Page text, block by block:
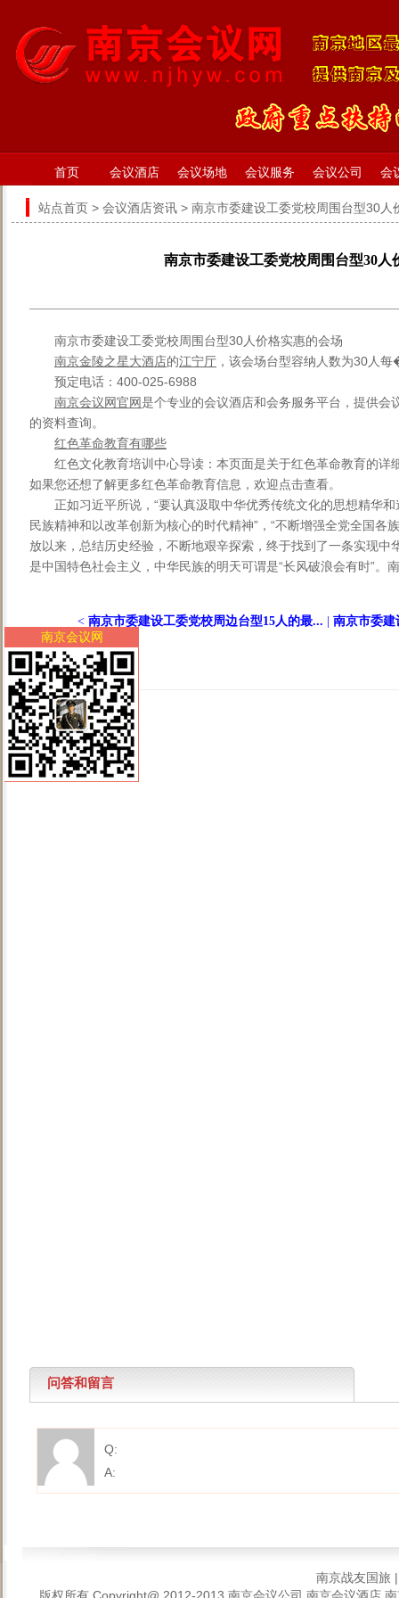
首页 会议酒店 会议场地 会议服务 会议公司 会
站点首页 > 会议酒店资讯 > 南京市委建设工委党校周围台型30人
南京市委建设工委党校周围台型30人
南京市委建设工委党校周围台型30人价格实惠的会场
南京金陵之星大酒店的江宁厅 ，该会场台型容纳人数为30人
预定电话：400-025-6988
南京会议网官网是个专业的会议酒店和会务服务平台，提供会
的资料查询。
红色革命教育有哪些
红色文化教育培训中心导读：本页面是关于红色革命教育的详
如果您还想了解更多红色革命教育信息，欢迎点击查看。
正如习近平所说，“要认真汲取中华优秀传统文化的思想精华
民族精神和以改革创新为核心的时代精神”，“不断增强全党全国各
放以来，总结历史经验，不断地艰辛探索，终于找到了一条实现中
是中国特色社会主义，中华民族的明天可谓是“长风破浪会有时”。
< 南京市委建设工委党校周边台型15人的最... 南京市委建
问答和留言
Q:
A:
南京战友国旅
南京会议网